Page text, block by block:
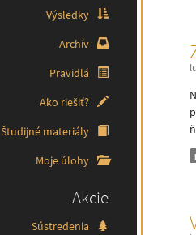
Výsledky
Archív
Pravidlá
Ako riešiť?
Študijné materiály
Moje úlohy
Akcie
Sústredenia